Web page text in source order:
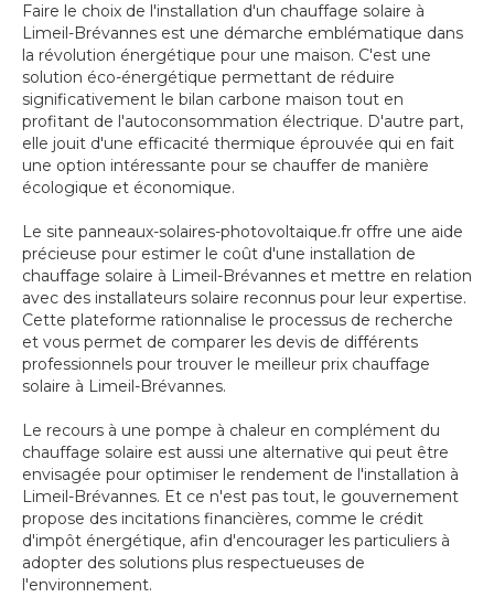
Faire le choix de l'installation d'un chauffage solaire à
Limeil-Brévannes est une démarche emblématique dans
la révolution énergétique pour une maison. C'est une
solution éco-énergétique permettant de réduire
significativement le bilan carbone maison tout en
profitant de l'autoconsommation électrique. D'autre part,
elle jouit d'une efficacité thermique éprouvée qui en fait
une option intéressante pour se chauffer de manière
écologique et économique.
Le site panneaux-solaires-photovoltaique.fr offre une aide
précieuse pour estimer le coût d'une installation de
chauffage solaire à Limeil-Brévannes et mettre en relation
avec des installateurs solaire reconnus pour leur expertise.
Cette plateforme rationnalise le processus de recherche
et vous permet de comparer les devis de différents
professionnels pour trouver le meilleur prix chauffage
solaire à Limeil-Brévannes.
Le recours à une pompe à chaleur en complément du
chauffage solaire est aussi une alternative qui peut être
envisagée pour optimiser le rendement de l'installation à
Limeil-Brévannes. Et ce n'est pas tout, le gouvernement
propose des incitations financières, comme le crédit
d'impôt énergétique, afin d'encourager les particuliers à
adopter des solutions plus respectueuses de
l'environnement.